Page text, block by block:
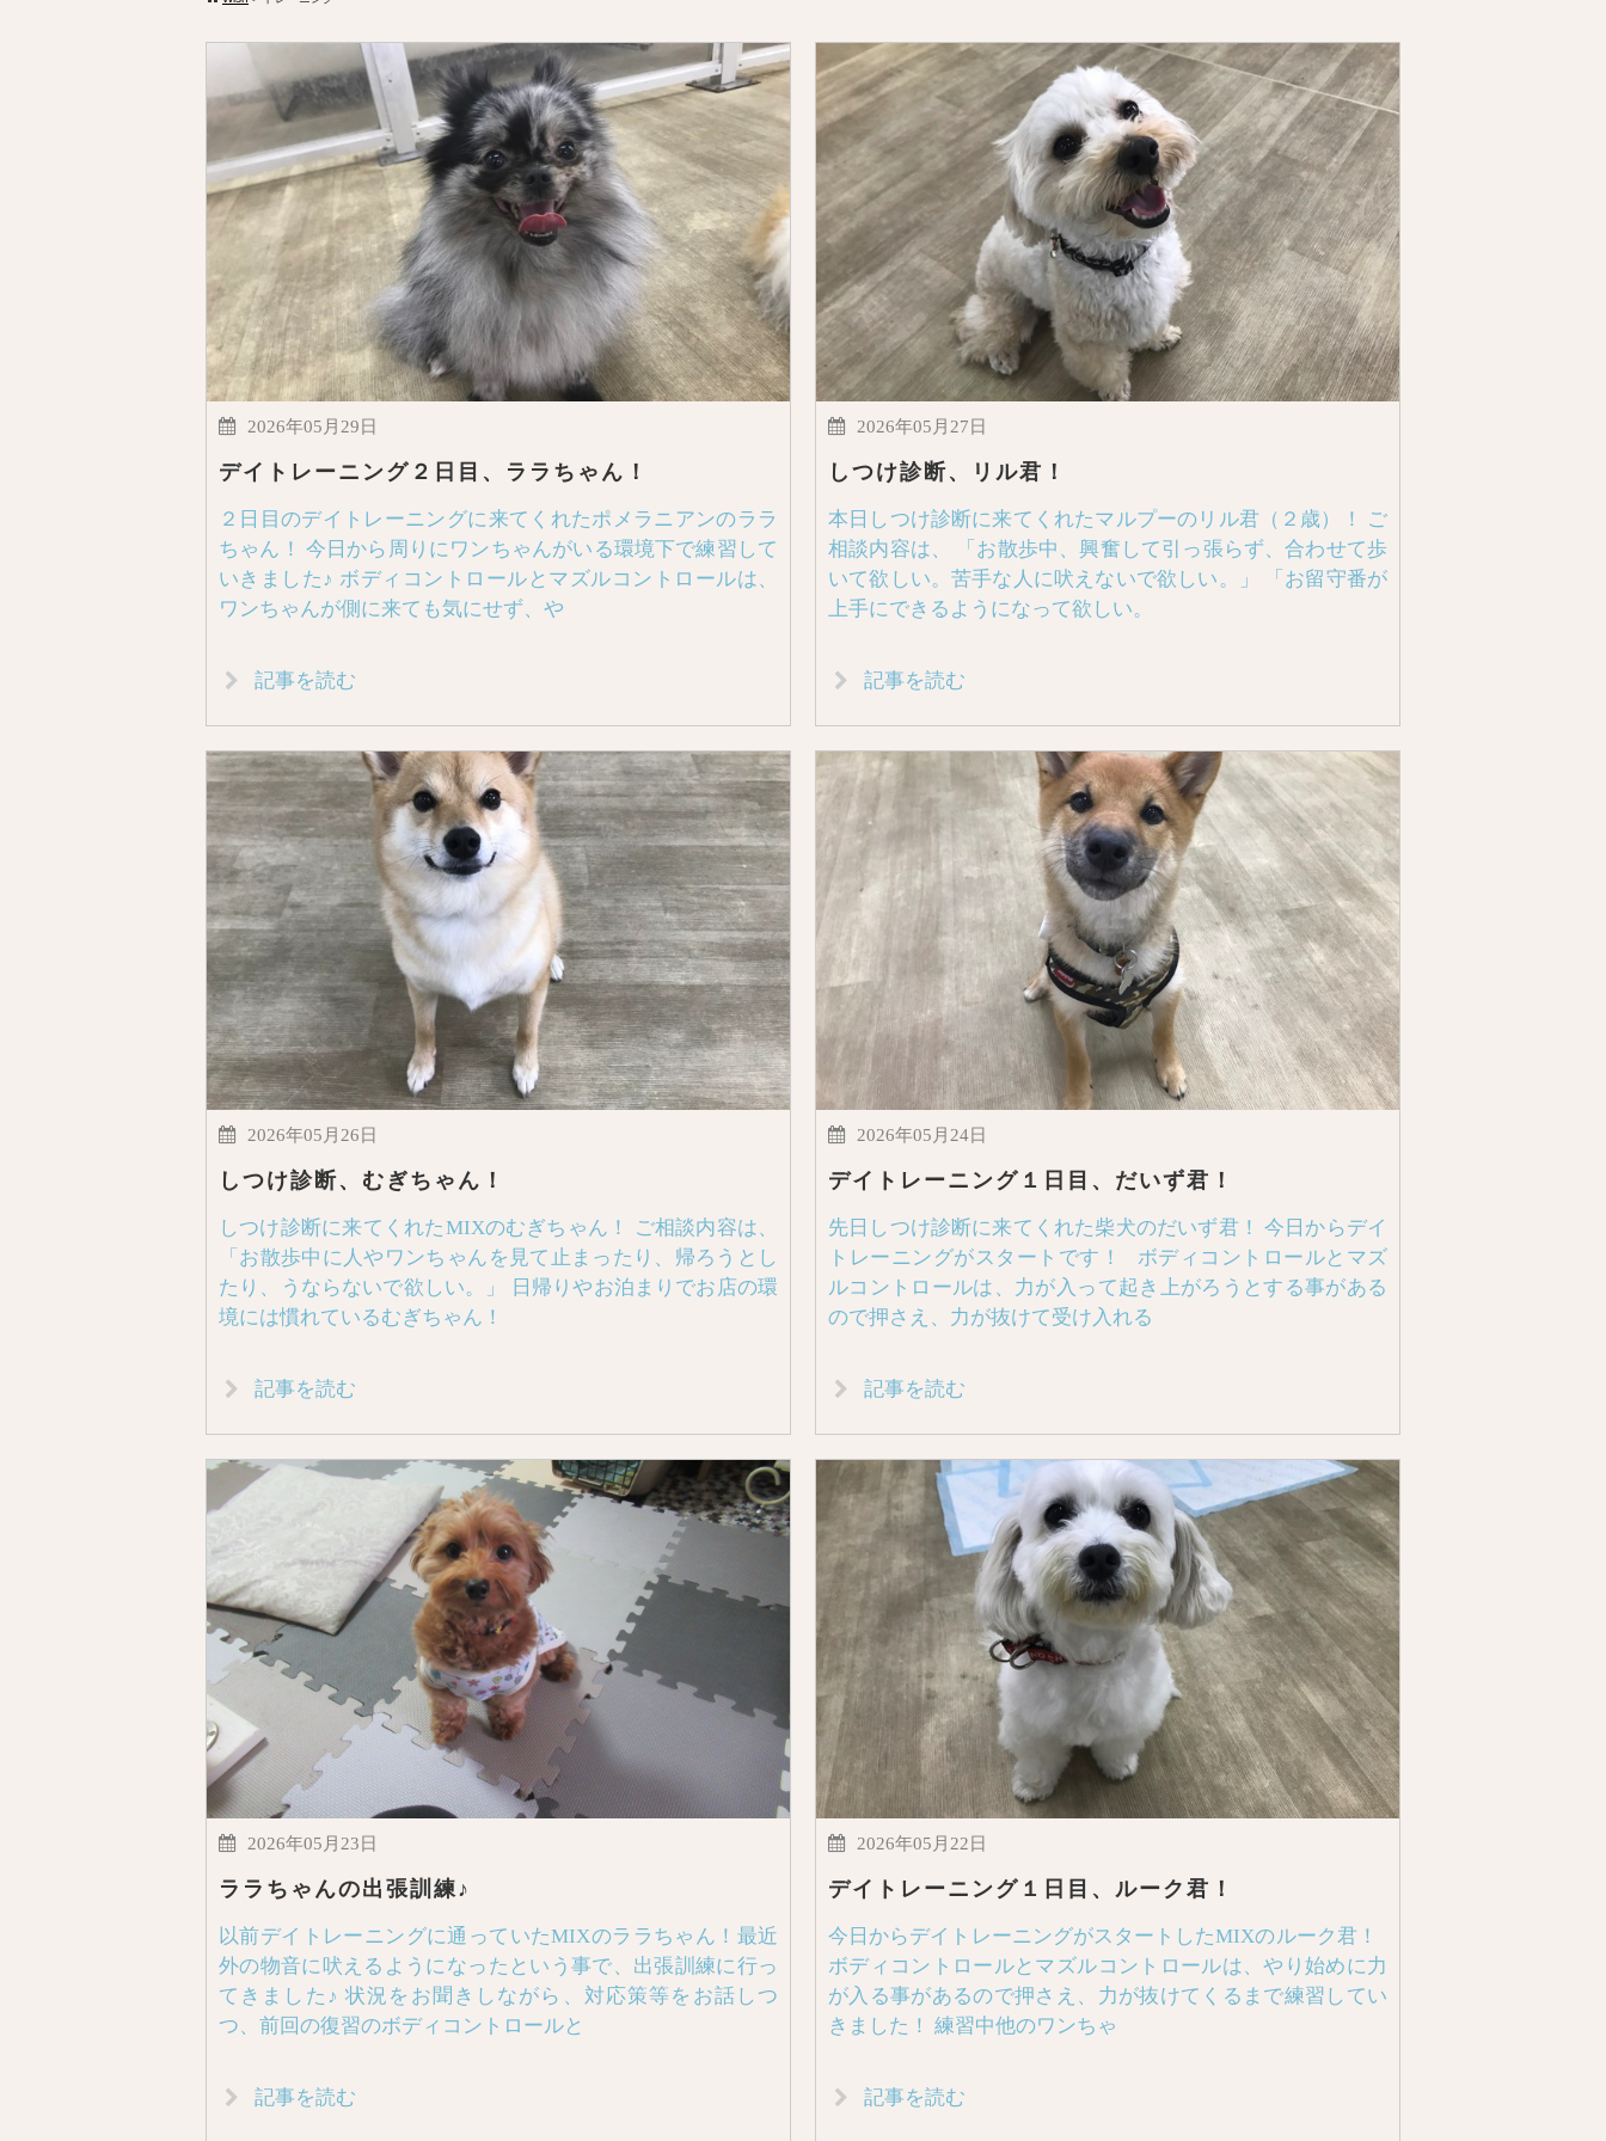
2026年05月29日
デイトレーニング２日目、ララちゃん！
２日目のデイトレーニングに来てくれたポメラニアンのララ
ちゃん！ 今日から周りにワンちゃんがいる環境下で練習して
いきました♪ ボディコントロールとマズルコントロールは、
ワンちゃんが側に来ても気にせず、や
記事を読む
2026年05月27日
しつけ診断、リル君！
本日しつけ診断に来てくれたマルプーのリル君（２歳）！ ご
相談内容は、 「お散歩中、興奮して引っ張らず、合わせて歩
いて欲しい。苦手な人に吠えないで欲しい。」 「お留守番が
上手にできるようになって欲しい。
記事を読む
2026年05月26日
しつけ診断、むぎちゃん！
しつけ診断に来てくれたMIXのむぎちゃん！ ご相談内容は、
「お散歩中に人やワンちゃんを見て止まったり、帰ろうとし
たり、うならないで欲しい。」 日帰りやお泊まりでお店の環
境には慣れているむぎちゃん！
記事を読む
2026年05月24日
デイトレーニング１日目、だいず君！
先日しつけ診断に来てくれた柴犬のだいず君！ 今日からデイ
トレーニングがスタートです！ ボディコントロールとマズ
ルコントロールは、力が入って起き上がろうとする事がある
ので押さえ、力が抜けて受け入れる
記事を読む
2026年05月23日
ララちゃんの出張訓練♪
以前デイトレーニングに通っていたMIXのララちゃん！最近
外の物音に吠えるようになったという事で、出張訓練に行っ
てきました♪ 状況をお聞きしながら、対応策等をお話しつ
つ、前回の復習のボディコントロールと
記事を読む
2026年05月22日
デイトレーニング１日目、ルーク君！
今日からデイトレーニングがスタートしたMIXのルーク君！
ボディコントロールとマズルコントロールは、やり始めに力
が入る事があるので押さえ、力が抜けてくるまで練習してい
きました！ 練習中他のワンちゃ
記事を読む